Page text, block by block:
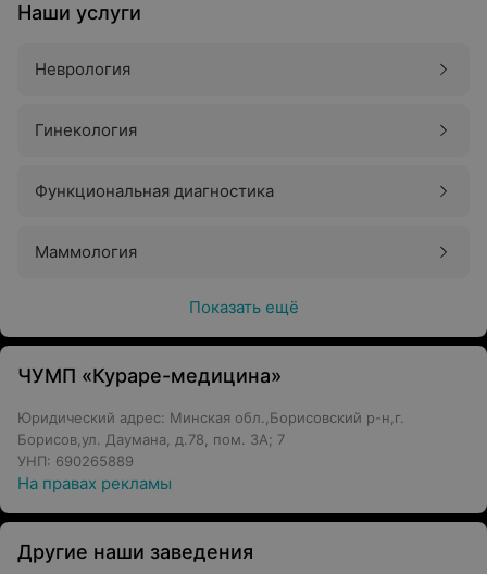
Наши услуги
Неврология
Гинекология
Функциональная диагностика
Маммология
Показать ещё
ЧУМП «Кураре-медицина»
Юридический адрес: Минская обл.,Борисовский р-н,г.
Борисов,ул. Даумана, д.78, пом. 3А; 7
УНП: 690265889
На правах рекламы
Другие наши заведения